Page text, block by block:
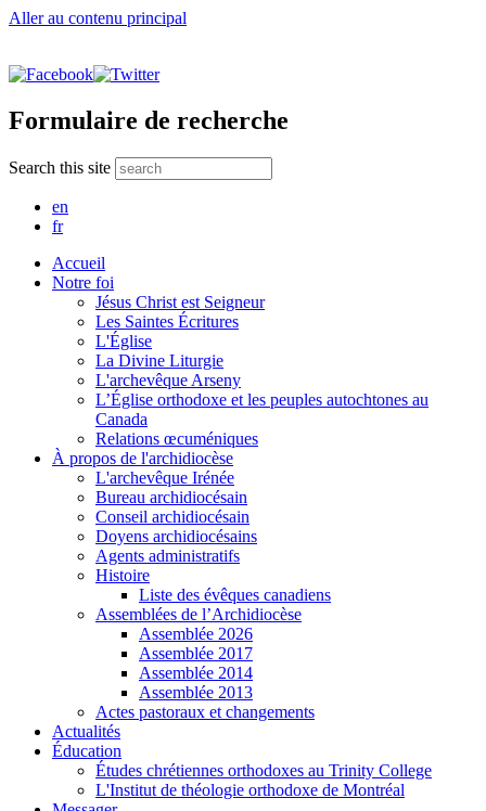
Aller au contenu principal
Formulaire de recherche
Search this site
en
fr
Accueil
Notre foi
Jésus Christ est Seigneur
Les Saintes Écritures
L'Église
La Divine Liturgie
L'archevêque Arseny
L’Église orthodoxe et les peuples autochtones au
Canada
Relations œcuméniques
À propos de l'archidiocèse
L'archevêque Irénée
Bureau archidiocésain
Conseil archidiocésain
Doyens archidiocésains
Agents administratifs
Histoire
Liste des évêques canadiens
Assemblées de l’Archidiocèse
Assemblée 2026
Assemblée 2017
Assemblée 2014
Assemblée 2013
Actes pastoraux et changements
Actualités
Éducation
Études chrétiennes orthodoxes au Trinity College
L'Institut de théologie orthodoxe de Montréal